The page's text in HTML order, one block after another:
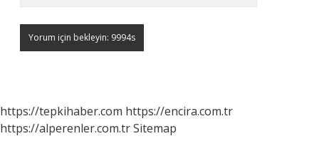
https://tepkihaber.com https://encira.com.tr
https://alperenler.com.trSitemap